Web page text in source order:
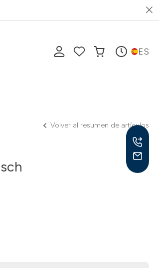
ES
Volver al resumen de artículos